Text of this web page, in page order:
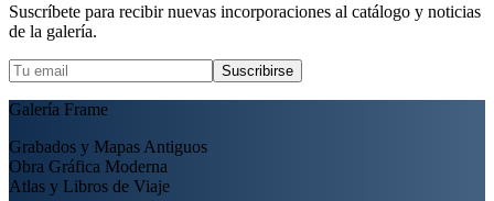
Suscríbete para recibir nuevas incorporaciones al catálogo y noticias
de la galería.
Suscribirse
Galería Frame
Grabados y Mapas Antiguos
Obra Gráfica Moderna
Atlas y Libros de Viaje